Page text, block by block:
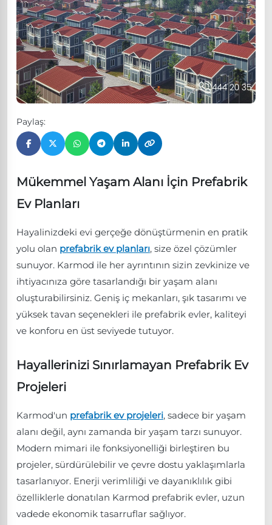
Paylaş:
Mükemmel Yaşam Alanı İçin Prefabrik
Ev Planları
Hayalinizdeki evi gerçeğe dönüştürmenin en pratik
yolu olan prefabrik ev planları, size özel çözümler
sunuyor. Karmod ile her ayrıntının sizin zevkinize ve
ihtiyacınıza göre tasarlandığı bir yaşam alanı
oluşturabilirsiniz. Geniş iç mekanları, şık tasarımı ve
yüksek tavan seçenekleri ile prefabrik evler, kaliteyi
ve konforu en üst seviyede tutuyor.
Hayallerinizi Sınırlamayan Prefabrik Ev
Projeleri
Karmod'un prefabrik ev projeleri, sadece bir yaşam
alanı değil, aynı zamanda bir yaşam tarzı sunuyor.
Modern mimari ile fonksiyonelliği birleştiren bu
projeler, sürdürülebilir ve çevre dostu yaklaşımlarla
tasarlanıyor. Enerji verimliliği ve dayanıklılık gibi
özelliklerle donatılan Karmod prefabrik evler, uzun
vadede ekonomik tasarruflar sağlıyor.